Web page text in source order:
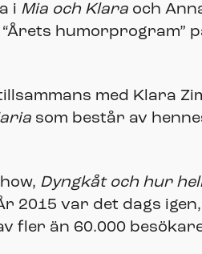
i Mia och Klara och
humorprogram”
med Klara
som består av
Dyngkåt och hur
2015 var det dags igen,
fler än 60.000